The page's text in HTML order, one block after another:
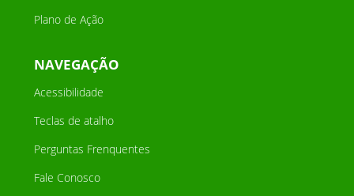
Plano de Ação
NAVEGAÇÃO
Acessibilidade
Teclas de atalho
Perguntas Frenquentes
Fale Conosco